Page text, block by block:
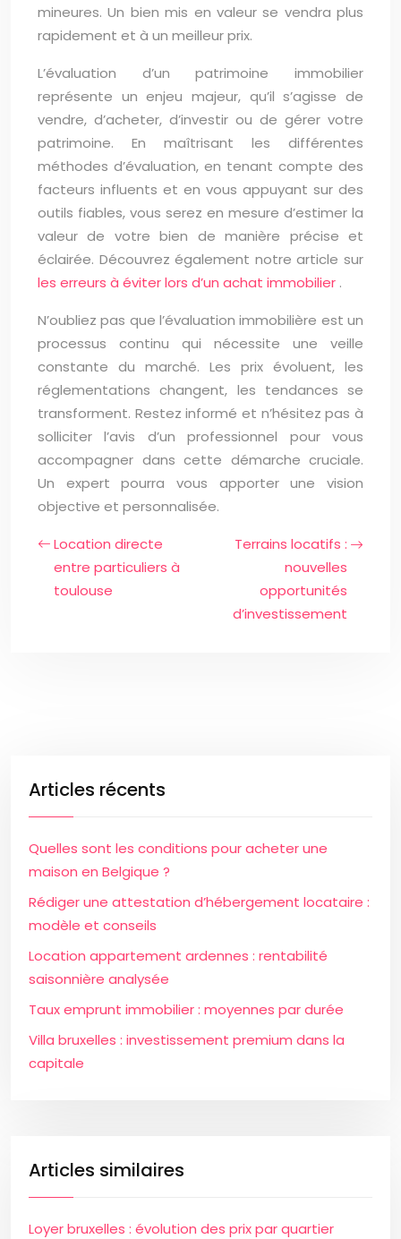
mineures. Un bien mis en valeur se vendra plus
rapidement et à un meilleur prix.
L’évaluation d’un patrimoine immobilier
représente un enjeu majeur, qu’il s’agisse de
vendre, d’acheter, d’investir ou de gérer votre
patrimoine. En maîtrisant les différentes
méthodes d’évaluation, en tenant compte des
facteurs influents et en vous appuyant sur des
outils fiables, vous serez en mesure d’estimer la
valeur de votre bien de manière précise et
éclairée. Découvrez également notre article sur
les erreurs à éviter lors d’un achat immobilier .
N’oubliez pas que l’évaluation immobilière est un
processus continu qui nécessite une veille
constante du marché. Les prix évoluent, les
réglementations changent, les tendances se
transforment. Restez informé et n’hésitez pas à
solliciter l’avis d’un professionnel pour vous
accompagner dans cette démarche cruciale.
Un expert pourra vous apporter une vision
objective et personnalisée.
Location directe
entre particuliers à
toulouse
Terrains locatifs :
nouvelles
opportunités
d’investissement
Articles récents
Quelles sont les conditions pour acheter une
maison en Belgique ?
Rédiger une attestation d’hébergement locataire :
modèle et conseils
Location appartement ardennes : rentabilité
saisonnière analysée
Taux emprunt immobilier : moyennes par durée
Villa bruxelles : investissement premium dans la
capitale
Articles similaires
Loyer bruxelles : évolution des prix par quartier